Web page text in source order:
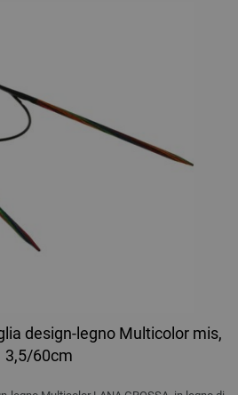
design-legno Multicolor mis,
3,5/60cm